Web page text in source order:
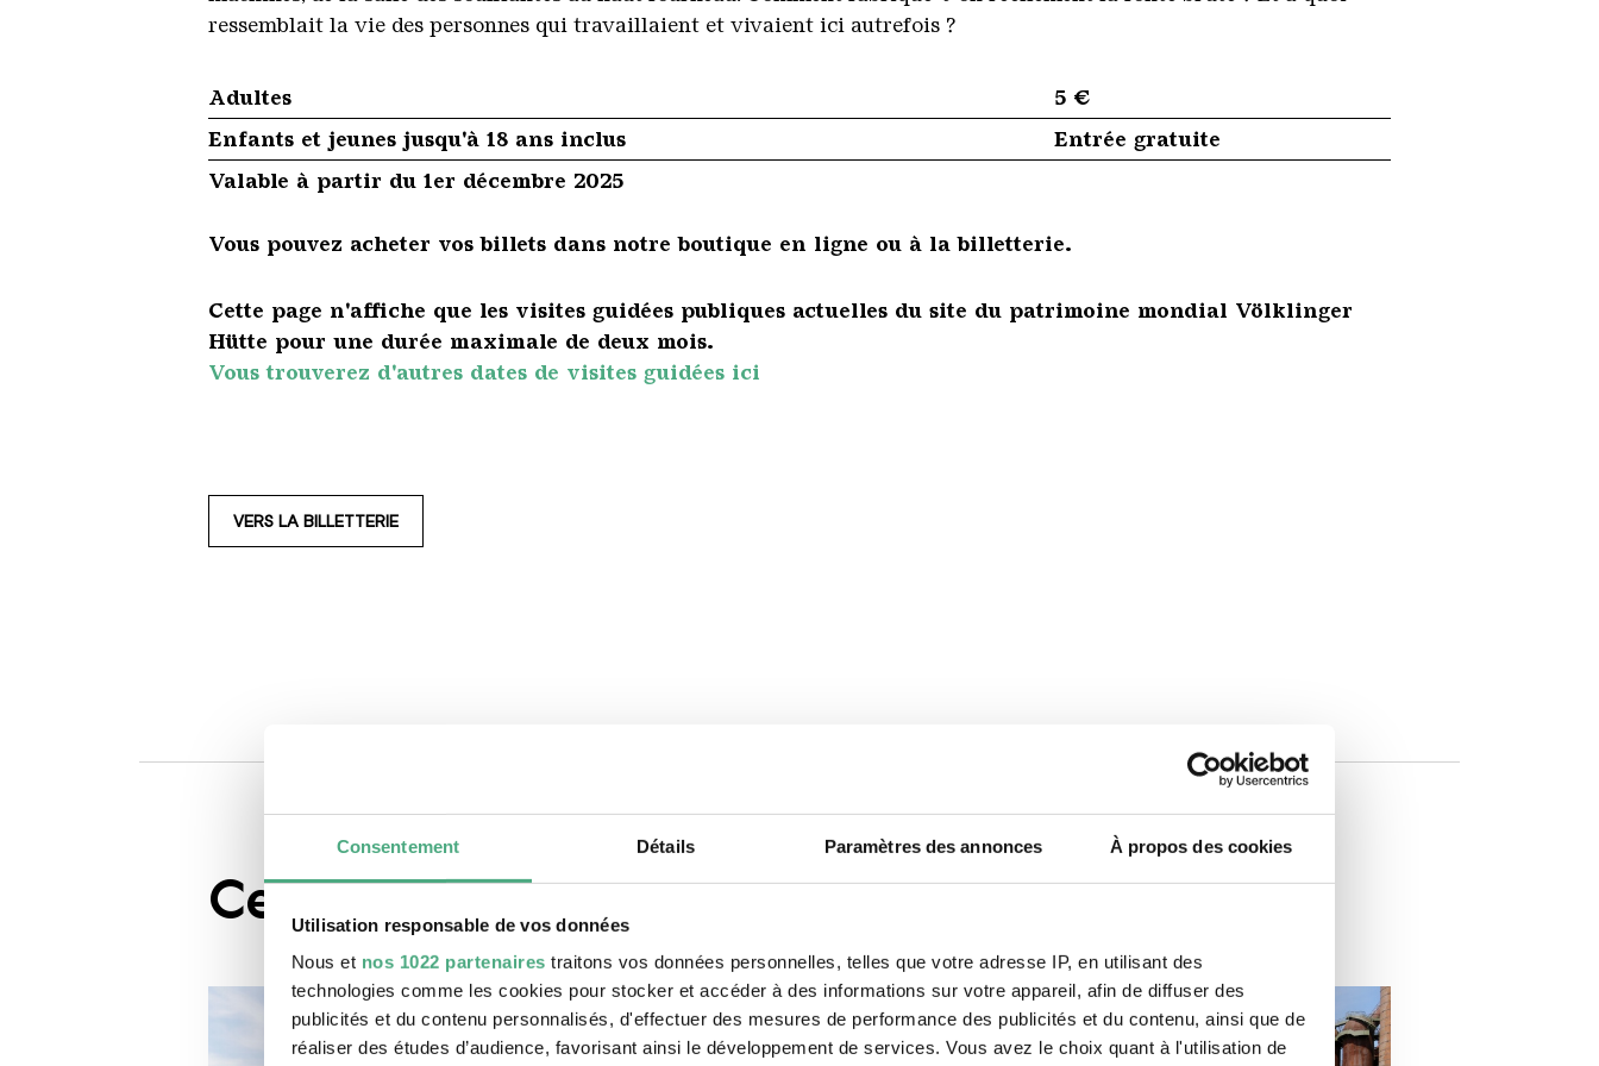
Consentement Détails Paramètres des annonces À propos des cookies
Utilisation responsable de vos données
Nous et nos 1022 partenaires traitons vos données personnelles, telles que votre adresse IP, en utilisant des
technologies comme les cookies pour stocker et accéder à des informations sur votre appareil, afin de diffuser des
publicités et du contenu personnalisés, d'effectuer des mesures de performance des publicités et du contenu, ainsi que de
réaliser des études d’audience, favorisant ainsi le développement de services. Vous avez le choix quant à l'utilisation de
ressemblait la vie des personnes qui travaillaient et vivaient ici autrefois ?
Adultes
5 €
Enfants et jeunes jusqu'à 18 ans inclus
Entrée gratuite
Valable à partir du 1er décembre 2025
Vous pouvez acheter vos billets dans notre boutique en ligne ou à la billetterie.
Cette page n'affiche que les visites guidées publiques actuelles du site du patrimoine mondial Völklinger
Hütte pour une durée maximale de deux mois.
Vous trouverez d'autres dates de visites guidées ici
VERS LA BILLETTERIE
Ceci pourrait également vous intéresser